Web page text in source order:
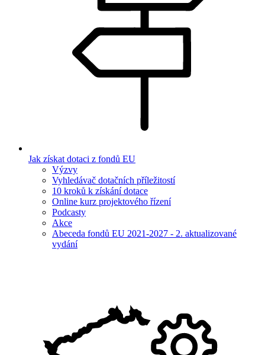
Jak získat dotaci z fondů EU
Výzvy
Vyhledávač dotačních příležitostí
10 kroků k získání dotace
Online kurz projektového řízení
Podcasty
Akce
Abeceda fondů EU 2021-2027 - 2. aktualizované
vydání